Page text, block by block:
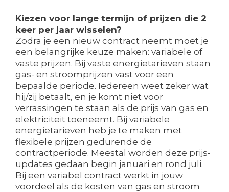
Kiezen voor lange termijn of prijzen die 2
keer per jaar wisselen?
Zodra je een nieuw contract neemt moet je
een belangrijke keuze maken: variabele of
vaste prijzen. Bij vaste energietarieven staan
gas- en stroomprijzen vast voor een
bepaalde periode. Iedereen weet zeker wat
hij/zij betaalt, en je komt niet voor
verrassingen te staan als de prijs van gas en
elektriciteit toeneemt. Bij variabele
energietarieven heb je te maken met
flexibele prijzen gedurende de
contractperiode. Meestal worden deze prijs-
updates gedaan begin januari en rond juli.
Bij een variabel contract werkt in jouw
voordeel als de kosten van gas en stroom